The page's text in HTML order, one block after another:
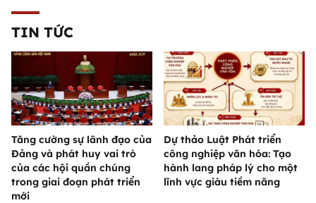
TIN TỨC
Tăng cường sự lãnh đạo của
Đảng và phát huy vai trò
của các hội quần chúng
trong giai đoạn phát triển
mới
Dự thảo Luật Phát triển
công nghiệp văn hóa: Tạo
hành lang pháp lý cho một
lĩnh vực giàu tiềm năng